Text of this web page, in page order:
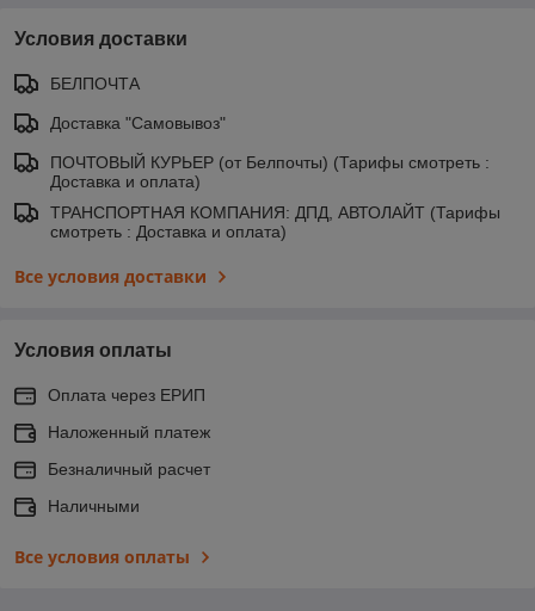
Условия доставки
БЕЛПОЧТА
Доставка "Самовывоз"
ПОЧТОВЫЙ КУРЬЕР (от Белпочты) (Тарифы смотреть :
Доставка и оплата)
ТРАНСПОРТНАЯ КОМПАНИЯ: ДПД, АВТОЛАЙТ (Тарифы
смотреть : Доставка и оплата)
Все условия доставки
Условия оплаты
Оплата через ЕРИП
Наложенный платеж
Безналичный расчет
Наличными
Все условия оплаты